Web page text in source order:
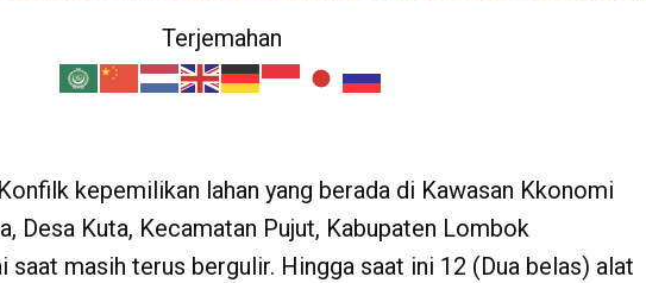
Terjemahan
kepemilikan lahan yang berada di Kawasan Kkonomi
Desa Kuta, Kecamatan Pujut, Kabupaten Lombok
saat masih terus bergulir. Hingga saat ini 12 (Dua belas) alat